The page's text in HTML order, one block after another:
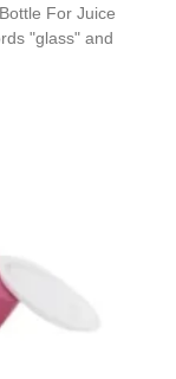
For Juice
"glass" and